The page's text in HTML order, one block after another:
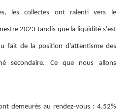
les collectes ont ralenti vers le
2023 tandis que la liquidité s'est
fait de la position d’attentisme des
secondaire. Ce que nous allons
demeurés au rendez-vous : 4.52%